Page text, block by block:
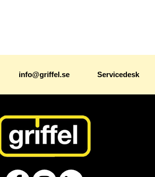
info@griffel.se Servicedesk